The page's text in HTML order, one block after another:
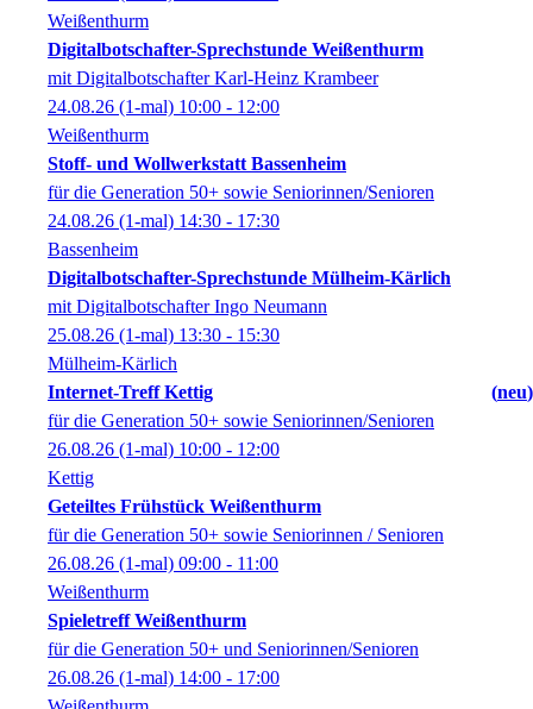
Weißenthurm
Digitalbotschafter-Sprechstunde Weißenthurm
mit Digitalbotschafter Karl-Heinz Krambeer
24.08.26 (1-mal) 10:00 - 12:00
Weißenthurm
Stoff- und Wollwerkstatt Bassenheim
für die Generation 50+ sowie Seniorinnen/Senioren
24.08.26 (1-mal) 14:30 - 17:30
Bassenheim
Digitalbotschafter-Sprechstunde Mülheim-Kärlich
mit Digitalbotschafter Ingo Neumann
25.08.26 (1-mal) 13:30 - 15:30
Mülheim-Kärlich
Internet-Treff Kettig
neu
für die Generation 50+ sowie Seniorinnen/Senioren
26.08.26 (1-mal) 10:00 - 12:00
Kettig
Geteiltes Frühstück Weißenthurm
für die Generation 50+ sowie Seniorinnen / Senioren
26.08.26 (1-mal) 09:00 - 11:00
Weißenthurm
Spieletreff Weißenthurm
für die Generation 50+ und Seniorinnen/Senioren
26.08.26 (1-mal) 14:00 - 17:00